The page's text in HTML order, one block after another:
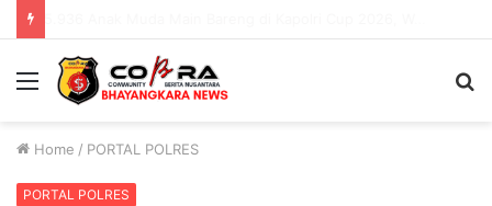
Menu
Home / PORTAL POLRES
PORTAL POLRES